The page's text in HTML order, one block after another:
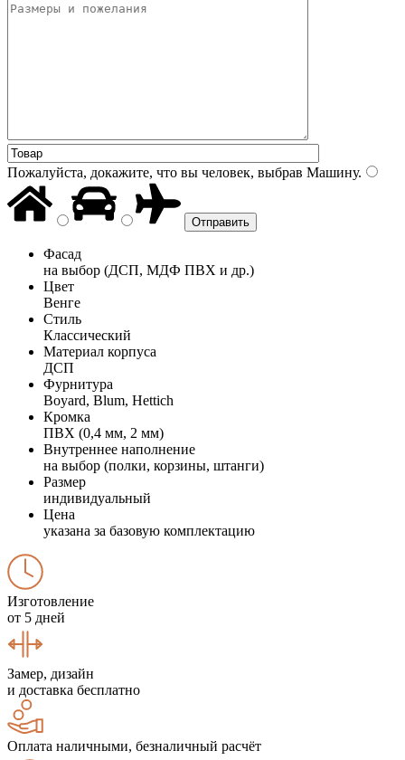
Пожалуйста, докажите, что вы человек, выбрав Машину.
Фасад
на выбор (ДСП, МДФ ПВХ и др.)
Цвет
Венге
Стиль
Классический
Материал корпуса
ДСП
Фурнитура
Boyard, Blum, Hettich
Кромка
ПВХ (0,4 мм, 2 мм)
Внутреннее наполнение
на выбор (полки, корзины, штанги)
Размер
индивидуальный
Цена
указана за базовую комплектацию
Изготовление
от 5 дней
Замер, дизайн
и доставка бесплатно
Оплата наличными, безналичный расчёт